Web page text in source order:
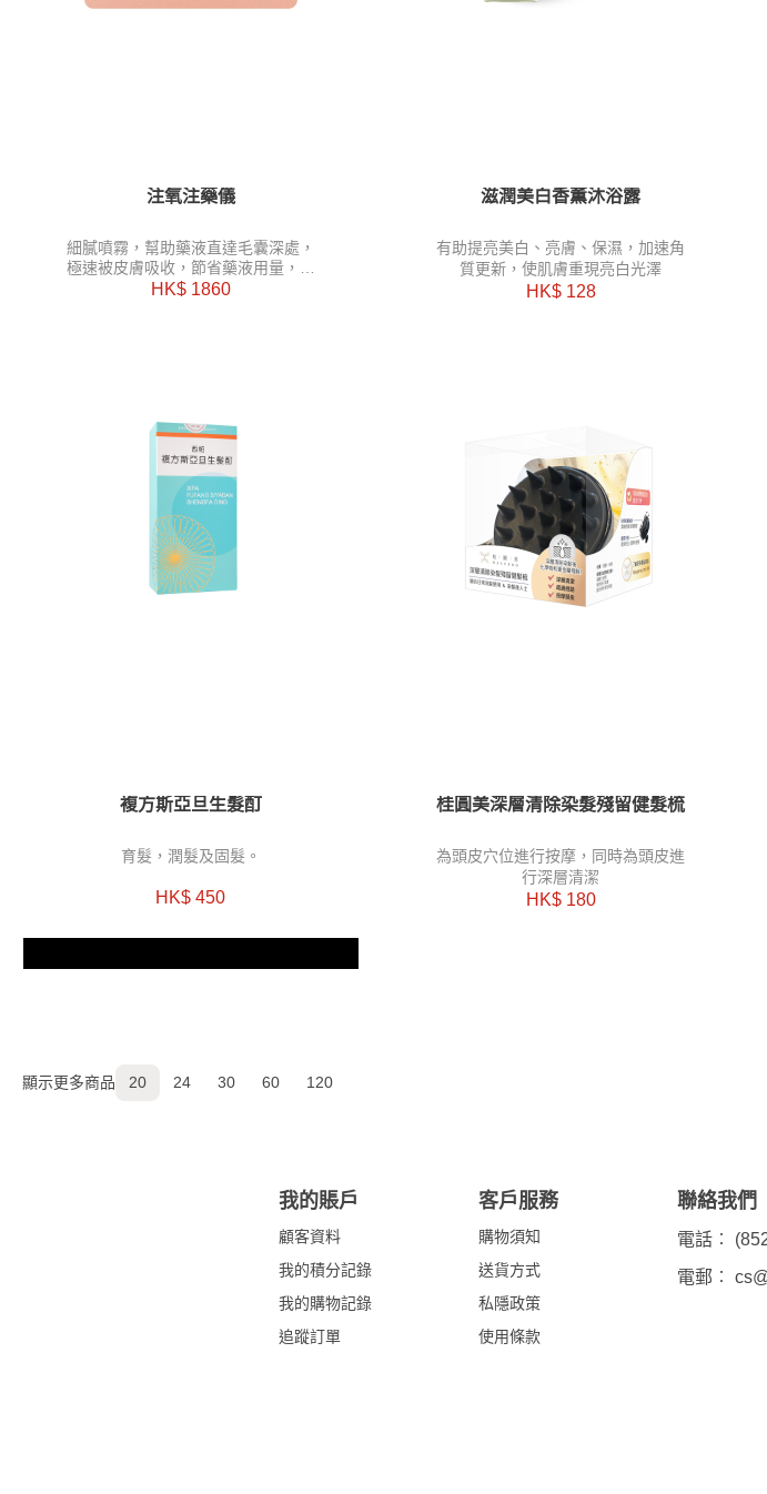
注氧注藥儀
細膩噴霧，幫助藥液直達毛囊深處，
極速被皮膚吸收，節省藥液用量，更
為毛囊補充氧份。
HK$ 1860
滋潤美白香薫沐浴露
有助提亮美白、亮膚、保濕，加速角
質更新，使肌膚重現亮白光澤
HK$ 128
複方斯亞旦生髮酊
育髮，潤髮及固髮。
HK$ 450
桂圓美深層清除染髮殘留健髮梳
為頭皮穴位進行按摩，同時為頭皮進
行深層清潔
HK$ 180
顯示更多商品 20 24 30 60 120
我的賬戶
顧客資料
我的積分記錄
我的購物記錄
追蹤訂單
客戶服務
購物須知
送貨方式
私隱政策
使用條款
聯絡我們
電話︰
電郵︰